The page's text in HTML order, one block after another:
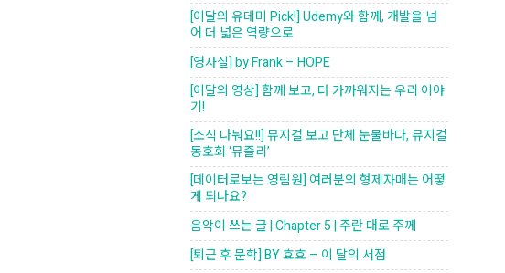
[이달의 유데미 Pick!] Udemy와 함께, 개발을 넘
어 더 넓은 역량으로
[영사실] by Frank – HOPE
[이달의 영상] 함께 보고, 더 가까워지는 우리 이야
기!
[소식 나눠요!!] 뮤지컬 보고 단체 눈물바다, 뮤지컬
동호회 ‘뮤즐리’
[데이터로보는 영림원] 여러분의 형제자매는 어떻
게 되나요?
음악이 쓰는 글 | Chapter 5 | 주란 대로 주께
[퇴근 후 문학] BY 효효 – 이 달의 서점